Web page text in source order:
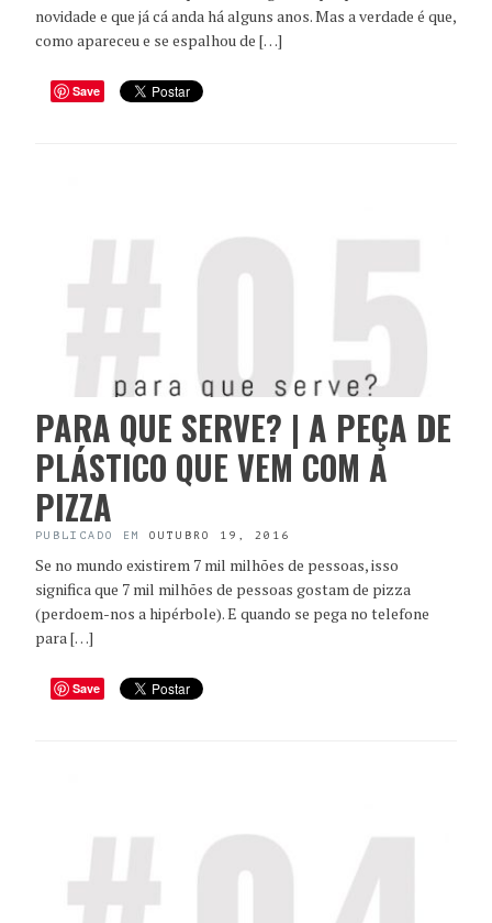
novidade e que já cá anda há alguns anos. Mas a verdade é que,
como apareceu e se espalhou de […]
Save
PARA QUE SERVE? | A PEÇA DE
PLÁSTICO QUE VEM COM A
PIZZA
PUBLICADO EM OUTUBRO 19, 2016
Se no mundo existirem 7 mil milhões de pessoas, isso
significa que 7 mil milhões de pessoas gostam de pizza
(perdoem-nos a hipérbole). E quando se pega no telefone
para […]
Save